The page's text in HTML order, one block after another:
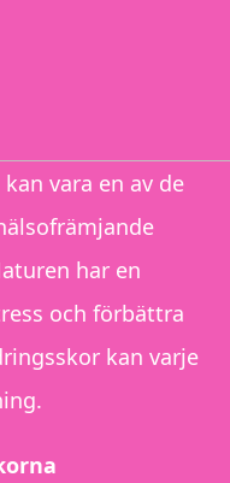
vara en av de
har en
och förbättra
kan varje